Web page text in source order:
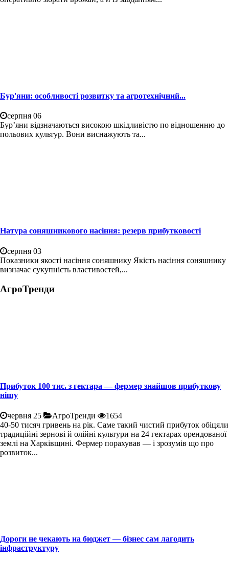
Бур'яни: особливості розвитку та агротехнічний...
серпня 06
Бур’яни відзначаються високою шкідливістю по відношенню до
польових культур. Вони виснажують та...
Натура соняшникового насіння: резерв прибутковості
серпня 03
Показники якості насіння соняшнику Якість насіння соняшнику
визначає сукупність властивостей,...
АгроТренди
Прибуток 100 тис. з гектара — фермер знайшов прибуткову
нішу
червня 25 АгроТренди
1654
40-50 тисяч гривень на рік. Саме такий чистий прибуток обіцяли
традиційні зернові й олійні культури на 24 гектарах орендованої
землі на Харківщині. Фермер порахував — і зрозумів що про
розвиток...
Дороги не чекають на бюджет — бізнес сам лагодить
інфраструктуру